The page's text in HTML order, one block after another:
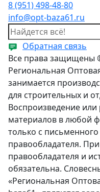
8 (951) 498-48-80
info@opt-baza61.ru
Обратная связь
Все права защищены
Региональная
занимается
для строительных и
Воспроизведение
материалов в любой
только с
правообладателя.
правообладателя и
обязательна.
«Региональная